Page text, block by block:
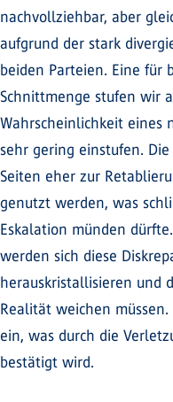
nachvollziehbar, aber
aufgrund der stark
beiden Parteien. Eine für
Schnittmenge stufen wir
Wahrscheinlichkeit eines
sehr gering einstufen.
Seiten eher zur
genutzt werden, was
Eskalation münden
werden sich diese
herauskristallisieren und
Realität weichen
ein, was durch die
bestätigt wird.